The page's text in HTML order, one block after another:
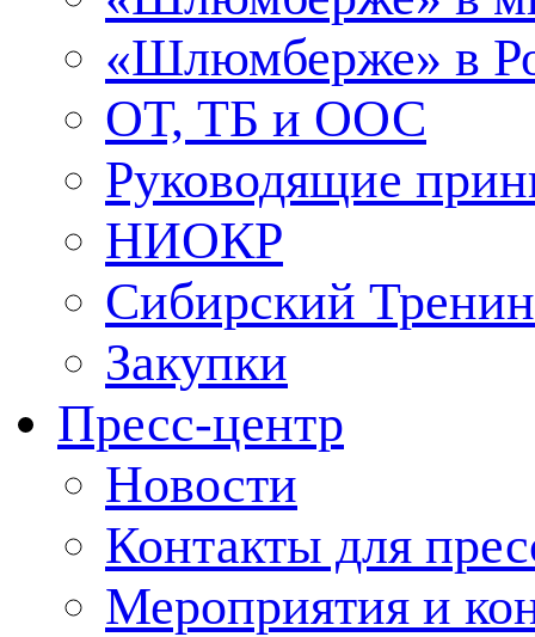
«Шлюмберже» в
ОТ, ТБ и ООС
Руководящие
НИОКР
Сибирский
Закупки
Пресс-центр
Новости
Контакты для
Мероприятия и